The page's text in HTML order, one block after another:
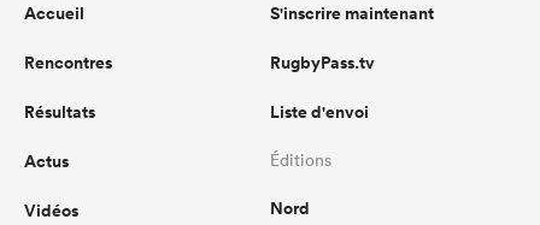
Accueil
Rencontres
Résultats
Actus
Vidéos
S'inscrire maintenant
RugbyPass.tv
Liste d'envoi
Éditions
Nord